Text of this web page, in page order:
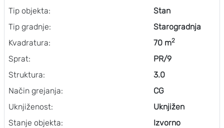
Tip objekta:
Tip gradnje:
Kvadratura:
Sprat:
Struktura:
Način grejanja:
Uknjiženost:
Stanje objekta:
Stan
Starogradnja
70 m2
PR/9
3.0
CG
Uknjižen
Izvorno